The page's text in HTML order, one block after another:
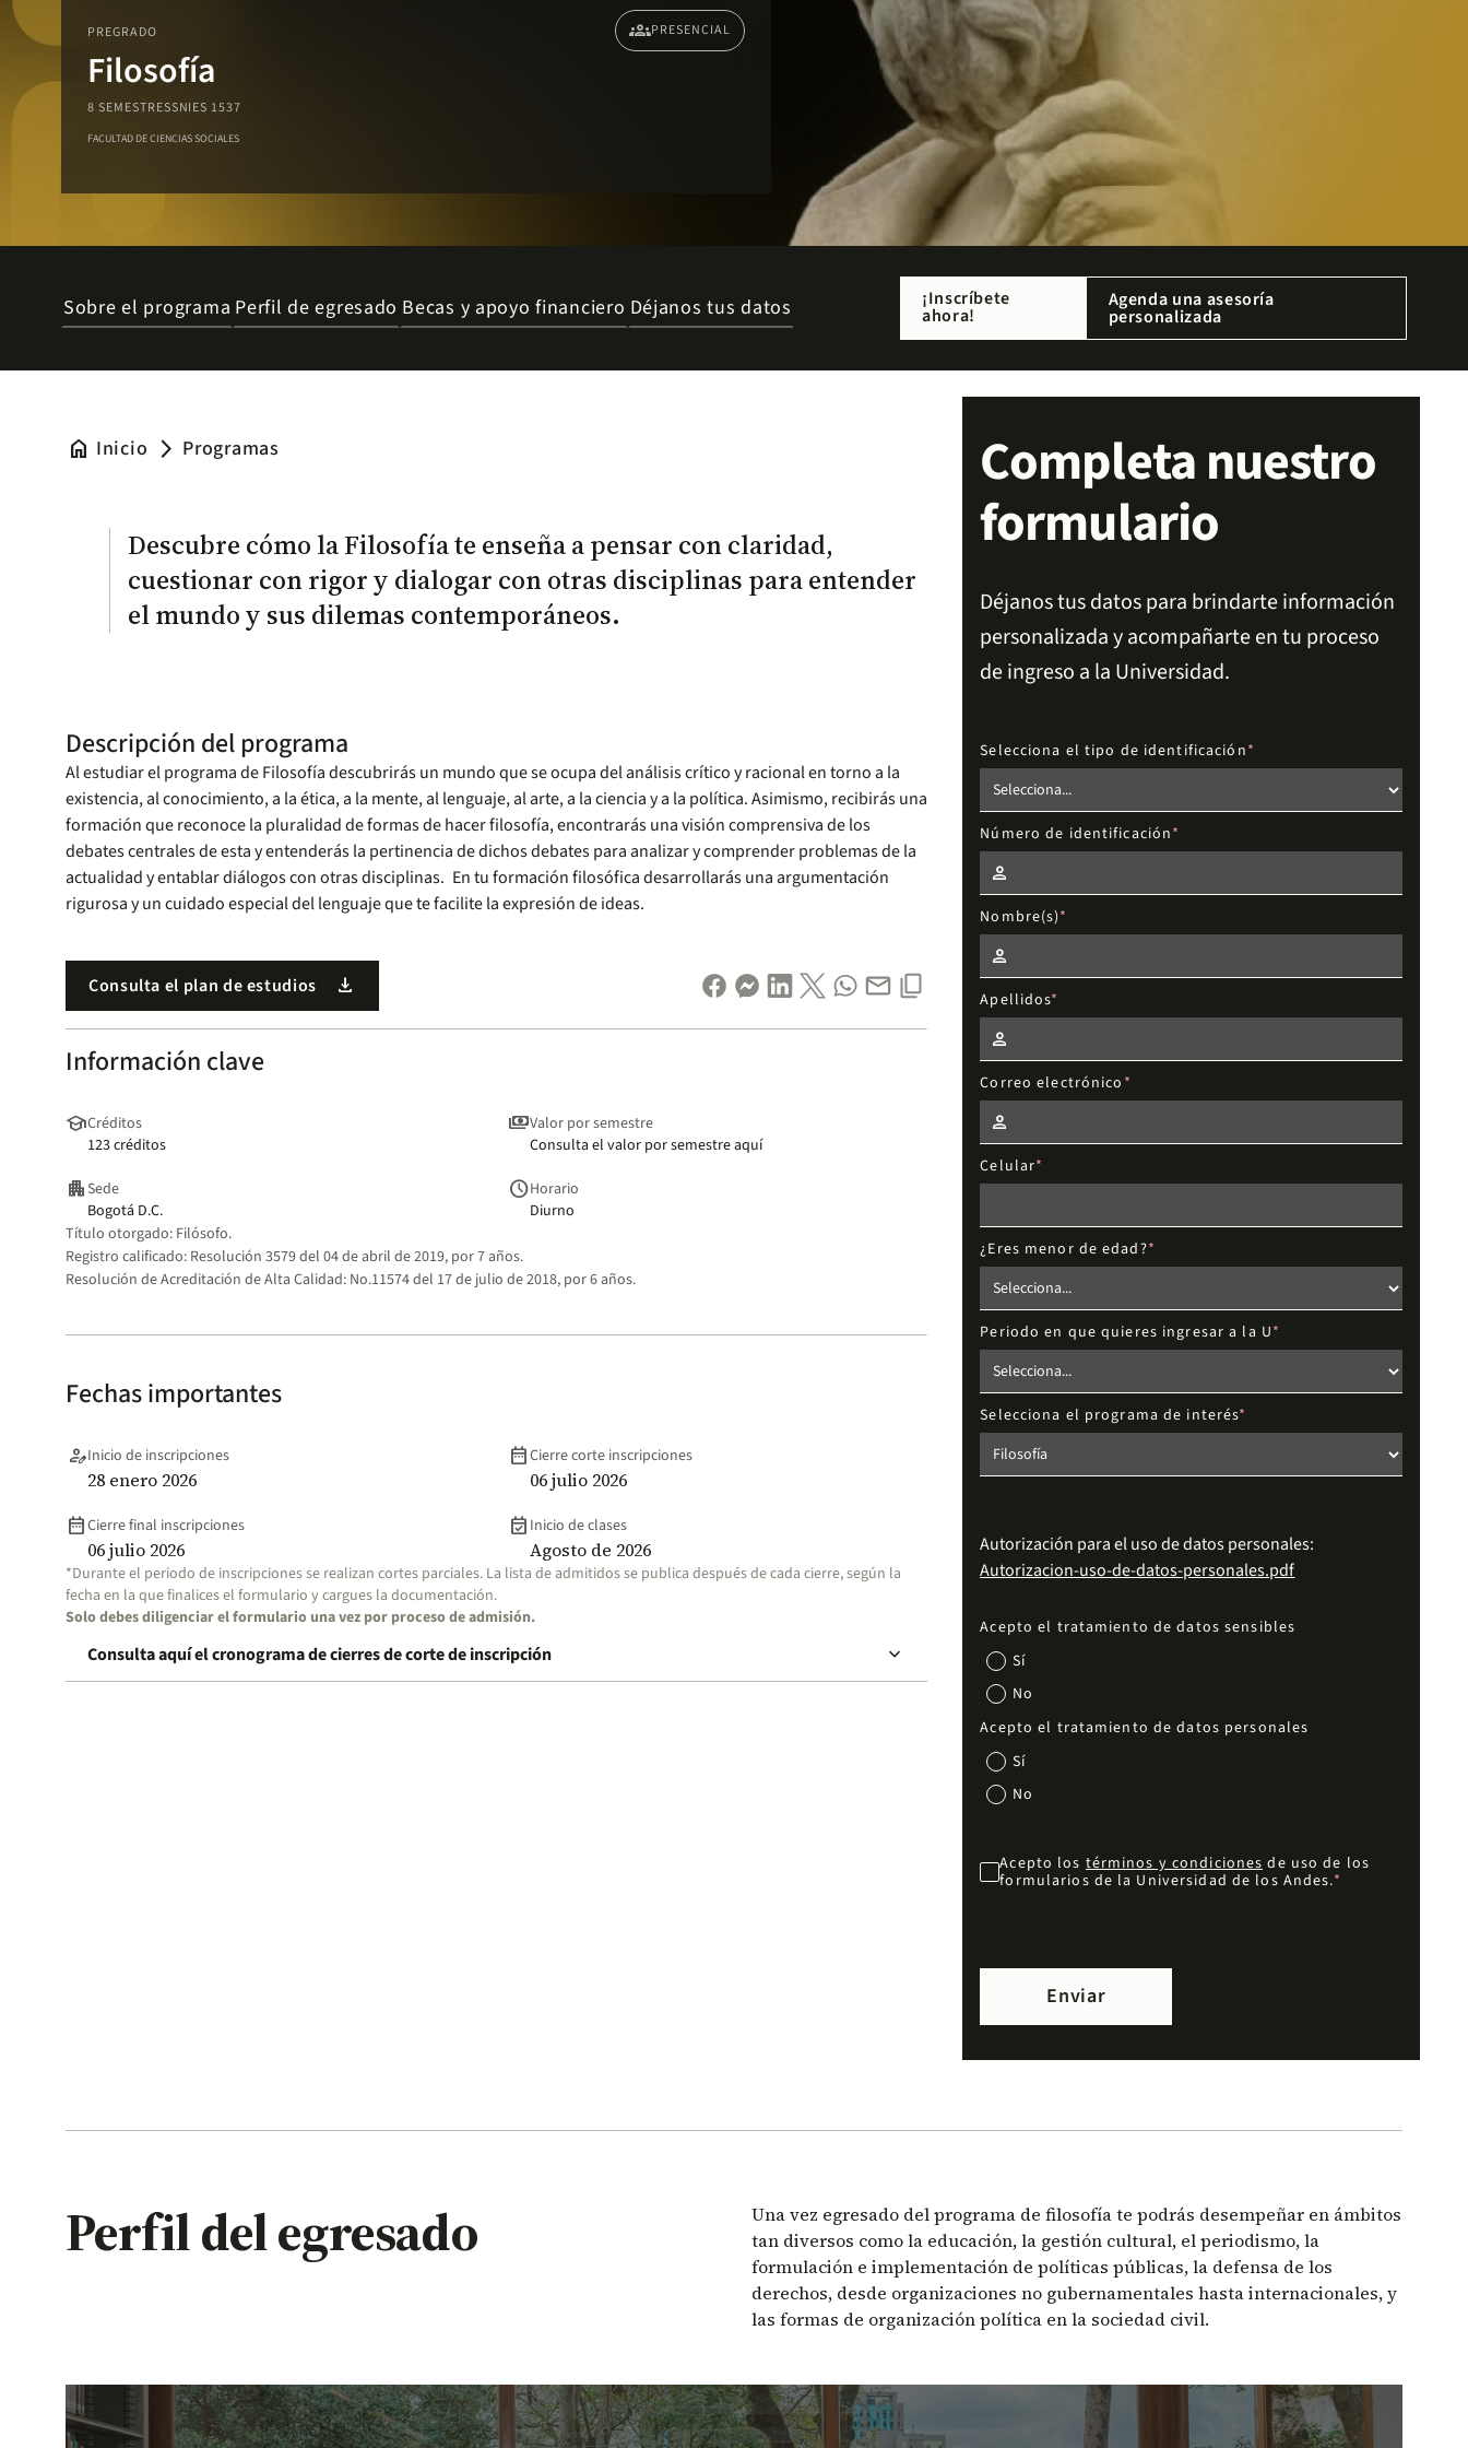
groupsPRESENCIAL
PREGRADO
Filosofía
8 SEMESTRESSNIES 1537
FACULTAD DE CIENCIAS SOCIALES
Sobre el programa Perfil de egresado Becas y apoyo financiero Déjanos tus datos ¡Inscríbete
ahora!
Agenda una asesoría
personalizada
home Inicio arrow_forward_ios Programas
Descubre cómo la Filosofía te enseña a pensar con claridad,
cuestionar con rigor y dialogar con otras disciplinas para entender
el mundo y sus dilemas contemporáneos.
Descripción del programa
Al estudiar el programa de Filosofía descubrirás un mundo que se ocupa del análisis crítico y racional en torno a la
existencia, al conocimiento, a la ética, a la mente, al lenguaje, al arte, a la ciencia y a la política. Asimismo, recibirás una
formación que reconoce la pluralidad de formas de hacer filosofía, encontrarás una visión comprensiva de los
debates centrales de esta y entenderás la pertinencia de dichos debates para analizar y comprender problemas de la
actualidad y entablar diálogos con otras disciplinas. En tu formación filosófica desarrollarás una argumentación
rigurosa y un cuidado especial del lenguaje que te facilite la expresión de ideas.
Consulta el plan de estudios download
Información clave
schoolCréditos
123 créditos
paymentsValor por semestre
Consulta el valor por semestre aquí
apartmentSede
Bogotá D.C.
scheduleHorario
Diurno
Título otorgado: Filósofo.
Registro calificado: Resolución 3579 del 04 de abril de 2019, por 7 años.
Resolución de Acreditación de Alta Calidad: No.11574 del 17 de julio de 2018, por 6 años.
Fechas importantes
person_editInicio de inscripciones
28 enero 2026
date_rangeCierre corte inscripciones
06 julio 2026
date_rangeCierre final inscripciones
06 julio 2026
event_available Inicio de clases
Agosto de 2026
*Durante el periodo de inscripciones se realizan cortes parciales. La lista de admitidos se publica después de cada cierre, según la
fecha en la que finalices el formulario y cargues la documentación.
Solo debes diligenciar el formulario una vez por proceso de admisión.
Consulta aquí el cronograma de cierres de corte de inscripción keyboard_arrow_down
Completa nuestro
formulario
Déjanos tus datos para brindarte información
personalizada y acompañarte en tu proceso
de ingreso a la Universidad.
Selecciona el tipo de identificación
Número de identificación
Nombre(s)
Apellidos
Correo electrónico
Celular
¿Eres menor de edad?
Periodo en que quieres ingresar a la U
Selecciona el programa de interés
Autorización para el uso de datos personales:
Autorizacion-uso-de-datos-personales.pdf
Acepto el tratamiento de datos sensibles
Sí
No
Acepto el tratamiento de datos personales
Sí
No
Acepto los términos y condiciones de uso de los
formularios de la Universidad de los Andes.
Perfil del egresado
Una vez egresado del programa de filosofía te podrás desempeñar en ámbitos
tan diversos como la educación, la gestión cultural, el periodismo, la
formulación e implementación de políticas públicas, la defensa de los
derechos, desde organizaciones no gubernamentales hasta internacionales, y
las formas de organización política en la sociedad civil.